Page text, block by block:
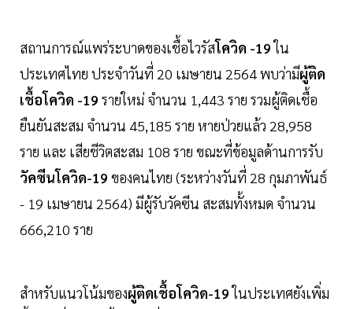
สถานการณ์แพร่ระบาดของเชื้อไวรัสโควิด -19ใน
ประเทศไทย ประจำวันที่ 20 เมษายน 2564 พบว่ามีผู้ติด
เชื้อโควิด -19 รายใหม่ จำนวน 1,443 ราย รวมผู้ติดเชื้อ
ยืนยันสะสม จำนวน 45,185 ราย หายป่วยแล้ว 28,958
ราย และ เสียชีวิตสะสม 108 ราย ขณะที่ข้อมูลด้านการรับ
วัคซีนโควิด-19 ของคนไทย (ระหว่างวันที่ 28 กุมภาพันธ์
- 19 เมษายน 2564) มีผู้รับวัคซีน สะสมทั้งหมด จำนวน
666,210 ราย
สำหรับแนวโน้มของผู้ติดเชื้อโควิด-19ในประเทศยังเพิ่ม